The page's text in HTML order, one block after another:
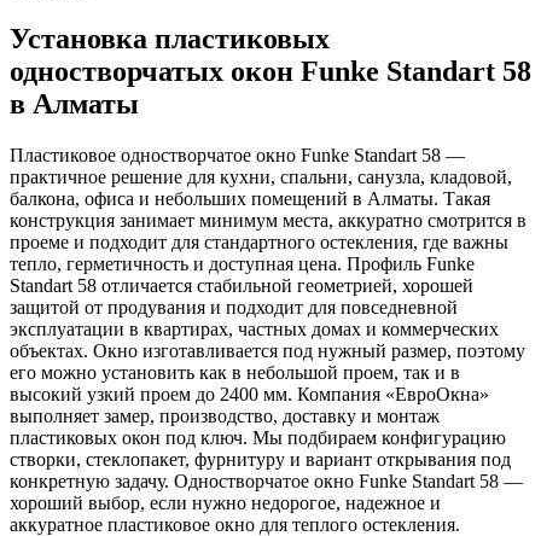
Установка пластиковых
одностворчатых окон Funke Standart 58
в Алматы
Пластиковое одностворчатое окно Funke Standart 58 —
практичное решение для кухни, спальни, санузла, кладовой,
балкона, офиса и небольших помещений в Алматы. Такая
конструкция занимает минимум места, аккуратно смотрится в
проеме и подходит для стандартного остекления, где важны
тепло, герметичность и доступная цена. Профиль Funke
Standart 58 отличается стабильной геометрией, хорошей
защитой от продувания и подходит для повседневной
эксплуатации в квартирах, частных домах и коммерческих
объектах. Окно изготавливается под нужный размер, поэтому
его можно установить как в небольшой проем, так и в
высокий узкий проем до 2400 мм. Компания «ЕвроОкна»
выполняет замер, производство, доставку и монтаж
пластиковых окон под ключ. Мы подбираем конфигурацию
створки, стеклопакет, фурнитуру и вариант открывания под
конкретную задачу. Одностворчатое окно Funke Standart 58 —
хороший выбор, если нужно недорогое, надежное и
аккуратное пластиковое окно для теплого остекления.